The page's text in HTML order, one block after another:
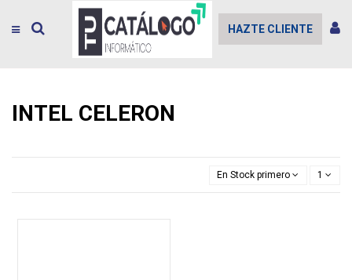
HAZTE CLIENTE
INTEL CELERON
En Stock primero 1